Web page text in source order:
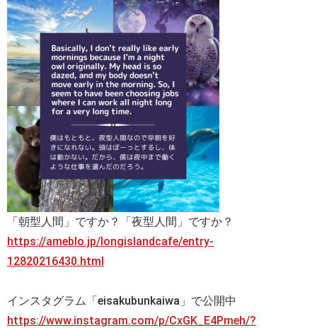
「朝型人間」ですか？「夜型人間」ですか？
https://ameblo.jp/longislandcafe/entry-
12820216430.html
インスタグラム「eisakubunkaiwa」で公開中
https://www.instagram.com/p/CxGK_E4Pmeh/?